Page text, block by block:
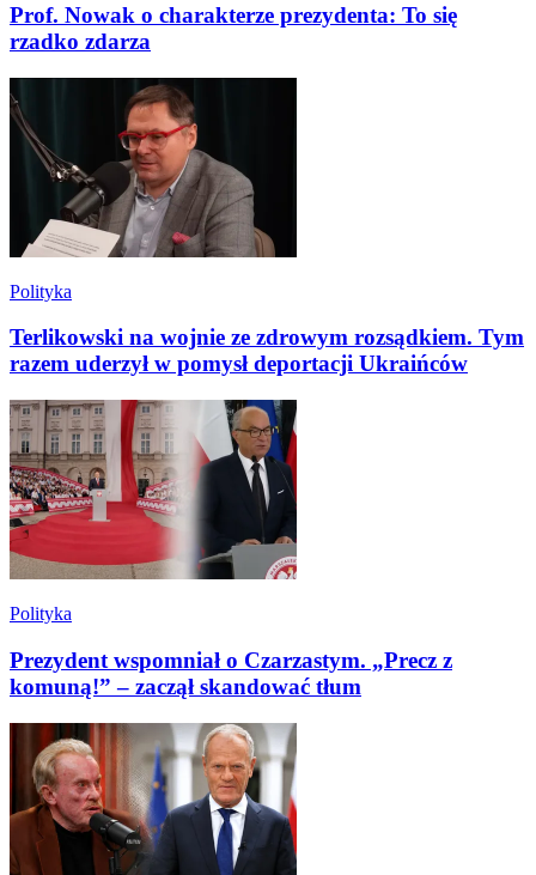
Prof. Nowak o charakterze prezydenta: To się
rzadko zdarza
Polityka
Terlikowski na wojnie ze zdrowym rozsądkiem. Tym
razem uderzył w pomysł deportacji Ukraińców
Polityka
Prezydent wspomniał o Czarzastym. „Precz z
komuną!” – zaczął skandować tłum